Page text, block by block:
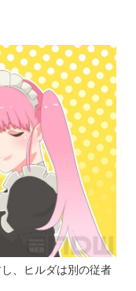
、ヒルダは別の従者